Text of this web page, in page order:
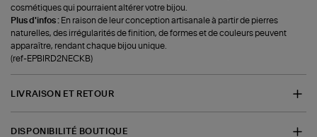
cosmétiques qui pourraient altérer votre bijou.
Plus d'infos : En raison de leur conception artisanale à partir de pierres
naturelles, des irrégularités de finition, de formes et de couleurs peuvent
apparaître, rendant chaque bijou unique.
(ref-EPBIRD2NECKB)
LIVRAISON ET RETOUR
DISPONIBILITÉ BOUTIQUE